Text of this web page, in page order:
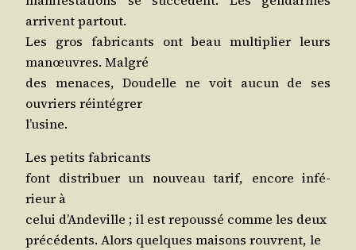
arrivent partout.
Les gros fabri­cants ont beau mul­ti­plier leurs
manœuvres. Malgré
des menaces, Dou­delle ne voit aucun de ses
ouvriers réintégrer
l’usine.
Les petits fabricants
font dis­tri­buer un nou­veau tarif, encore infé­
rieur à
celui d’An­de­ville ; il est repous­sé comme les deux
pré­cé­dents. Alors quelques mai­sons rouvrent, le